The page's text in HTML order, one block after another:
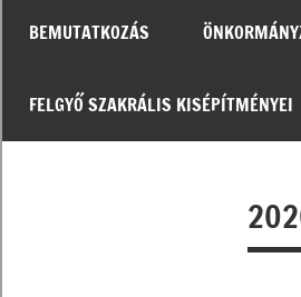
BEMUTATKOZÁS
FELGYŐ SZAKRÁLIS KISÉPÍTMÉNYEI